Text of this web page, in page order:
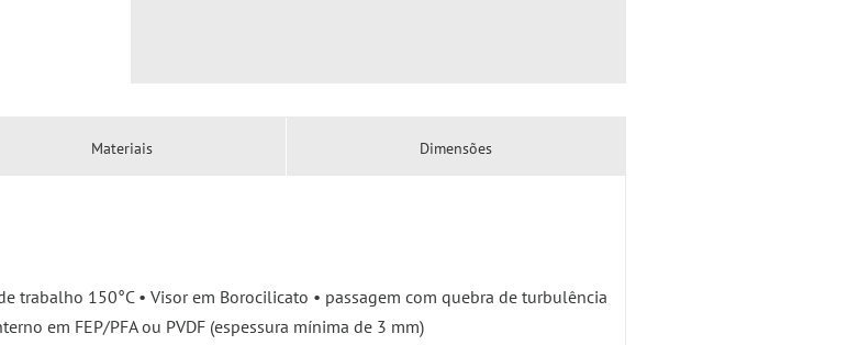
Materiais Dimensões
trabalho 150°C • Visor em Borocilicato • passagem com quebra de turbulência
em FEP/PFA ou PVDF (espessura mínima de 3 mm)